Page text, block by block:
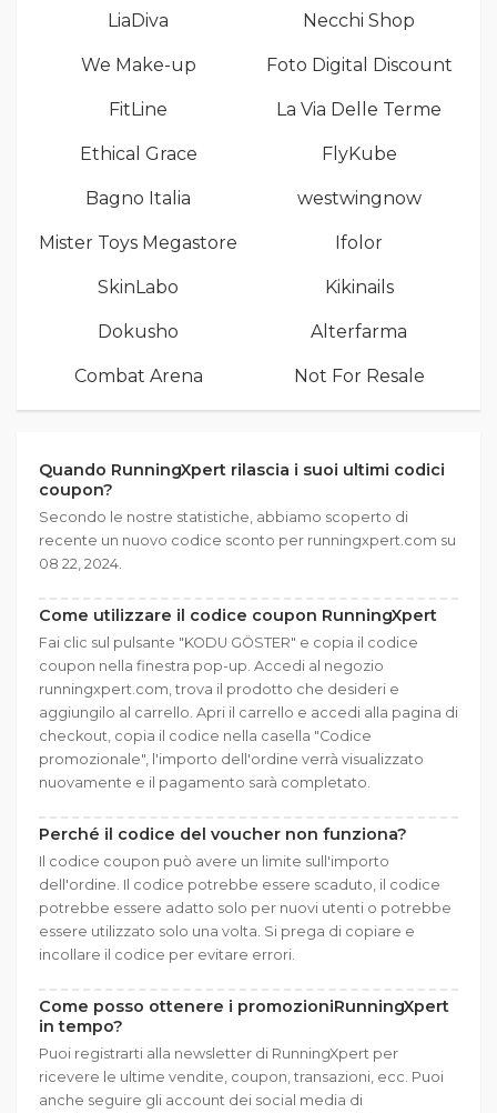
LiaDiva Necchi Shop
We Make-up Foto Digital Discount
FitLine La Via Delle Terme
Ethical Grace FlyKube
Bagno Italia westwingnow
Mister Toys Megastore Ifolor
SkinLabo Kikinails
Dokusho Alterfarma
Combat Arena Not For Resale
Quando RunningXpert rilascia i suoi ultimi codici
coupon?
Secondo le nostre statistiche, abbiamo scoperto di
recente un nuovo codice sconto per runningxpert.com su
08 22, 2024.
Come utilizzare il codice coupon RunningXpert
Fai clic sul pulsante "KODU GÖSTER" e copia il codice
coupon nella finestra pop-up. Accedi al negozio
runningxpert.com, trova il prodotto che desideri e
aggiungilo al carrello. Apri il carrello e accedi alla pagina di
checkout, copia il codice nella casella "Codice
promozionale", l'importo dell'ordine verrà visualizzato
nuovamente e il pagamento sarà completato.
Perché il codice del voucher non funziona?
Il codice coupon può avere un limite sull'importo
dell'ordine. Il codice potrebbe essere scaduto, il codice
potrebbe essere adatto solo per nuovi utenti o potrebbe
essere utilizzato solo una volta. Si prega di copiare e
incollare il codice per evitare errori.
Come posso ottenere i promozioniRunningXpert
in tempo?
Puoi registrarti alla newsletter di RunningXpert per
ricevere le ultime vendite, coupon, transazioni, ecc. Puoi
anche seguire gli account dei social media di